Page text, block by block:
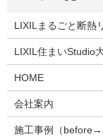
LIXILまるごと断熱
LIXIL住まいStudio
HOME
会社案内
施工事例（